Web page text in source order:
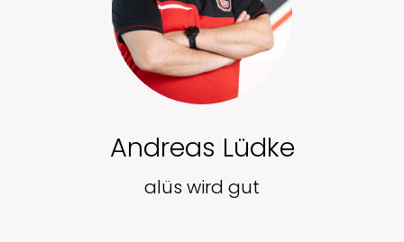
Andreas Lüdke
alüs wird gut